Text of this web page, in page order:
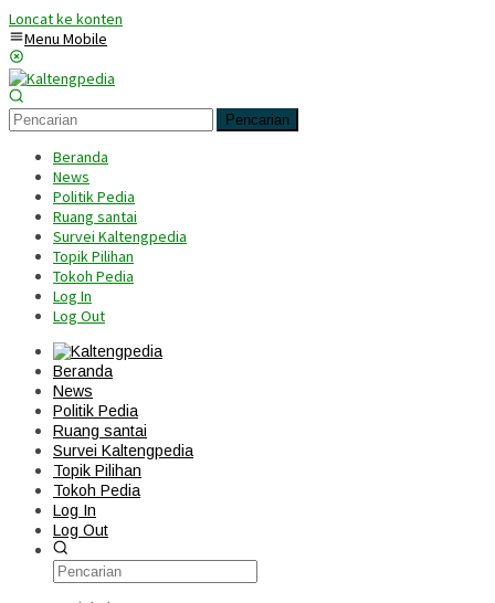
Loncat ke konten
Menu Mobile
Pencarian
Beranda
News
Politik Pedia
Ruang santai
Survei Kaltengpedia
Topik Pilihan
Tokoh Pedia
Log In
Log Out
Beranda
News
Politik Pedia
Ruang santai
Survei Kaltengpedia
Topik Pilihan
Tokoh Pedia
Log In
Log Out